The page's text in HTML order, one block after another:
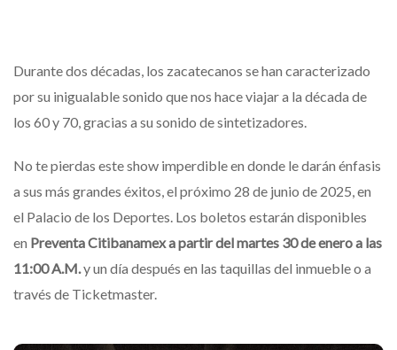
Durante dos décadas, los zacatecanos se han caracterizado
por su inigualable sonido que nos hace viajar a la década de
los 60 y 70, gracias a su sonido de sintetizadores.
No te pierdas este show imperdible en donde le darán énfasis
a sus más grandes éxitos, el próximo 28 de junio de 2025, en
el Palacio de los Deportes. Los boletos estarán disponibles
en Preventa Citibanamex a partir del martes 30 de enero a las
11:00 A.M.y un día después en las taquillas del inmueble o a
través de Ticketmaster.